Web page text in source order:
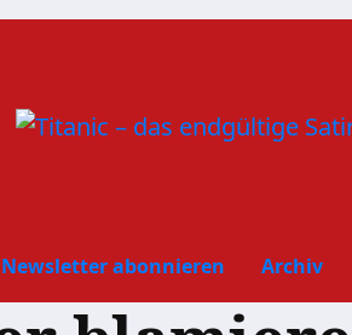
Newsletter abonnieren Archiv